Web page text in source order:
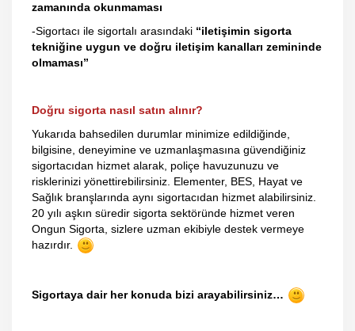
zamanında okunmaması
-Sigortacı ile sigortalı arasındaki “iletişimin sigorta
tekniğine uygun ve doğru iletişim kanalları zemininde
olmaması”
Doğru sigorta nasıl satın alınır?
Yukarıda bahsedilen durumlar minimize edildiğinde,
bilgisine, deneyimine ve uzmanlaşmasına güvendiğiniz
sigortacıdan hizmet alarak, poliçe havuzunuzu ve
risklerinizi yönettirebilirsiniz. Elementer, BES, Hayat ve
Sağlık branşlarında aynı sigortacıdan hizmet alabilirsiniz.
20 yılı aşkın süredir sigorta sektöründe hizmet veren
Ongun Sigorta, sizlere uzman ekibiyle destek vermeye
hazırdır.
Sigortaya dair her konuda bizi arayabilirsiniz…